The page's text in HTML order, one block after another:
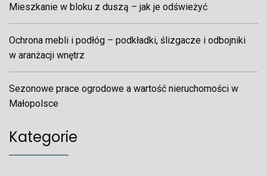
Mieszkanie w bloku z duszą – jak je odświeżyć
Ochrona mebli i podłóg – podkładki, ślizgacze i odbojniki
w aranżacji wnętrz
Sezonowe prace ogrodowe a wartość nieruchomości w
Małopolsce
Kategorie